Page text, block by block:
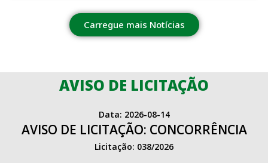
Carregue mais Notícias
AVISO DE LICITAÇÃO
Data: 2026-08-14
AVISO DE LICITAÇÃO: CONCORRÊNCIA
Licitação: 038/2026